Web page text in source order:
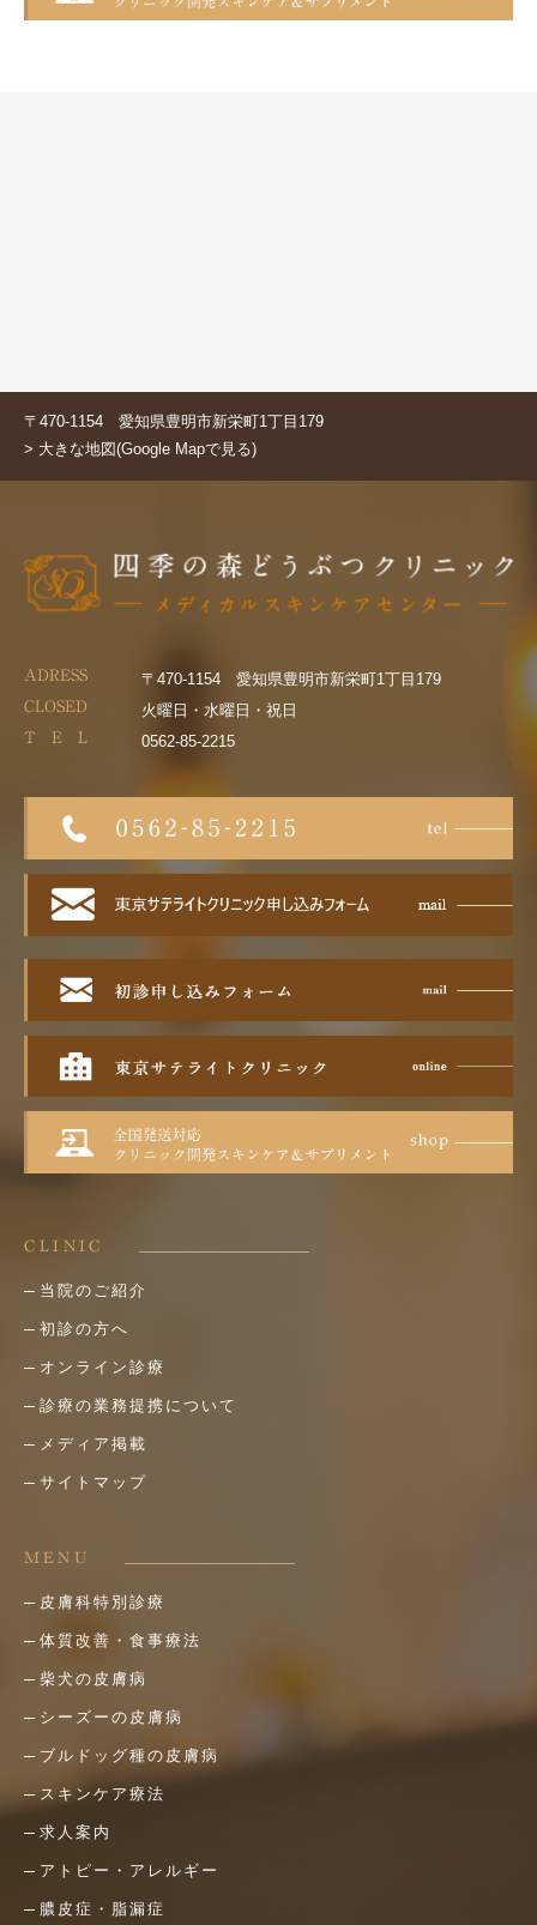
〒470-1154 愛知県豊明市新栄町1丁目179
> 大きな地図(Google Mapで見る)
ADRESS 〒470-1154 愛知県豊明市新栄町1丁目179
CLOSED 火曜日・水曜日・祝日
T E L 0562-85-2215
CLINIC
当院のご紹介
初診の方へ
オンライン診療
診療の業務提携について
メディア掲載
サイトマップ
MENU
皮膚科特別診療
体質改善・食事療法
柴犬の皮膚病
シーズーの皮膚病
ブルドッグ種の皮膚病
スキンケア療法
求人案内
アトピー・アレルギー
膿皮症・脂漏症